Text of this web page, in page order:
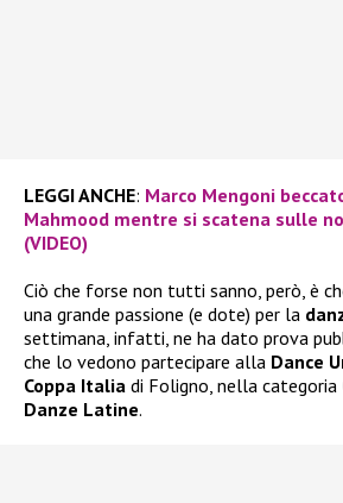
LEGGI ANCHE: Marco Mengoni
Mahmood mentre si scatena sulle
(VIDEO)
Ciò che forse non tutti sanno, però, è
una grande passione (e dote) per la
settimana, infatti, ne ha dato prova
che lo vedono partecipare alla Dance
Coppa Italia di Foligno, nella categoria
Danze Latine.